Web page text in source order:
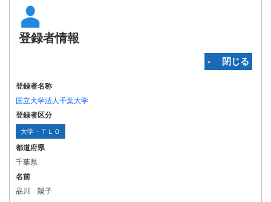
登録者情報
‐ 閉じる
登録者名称
国立大学法人千葉大学
登録者区分
大学・ＴＬＯ
都道府県
千葉県
名前
品川 陽子